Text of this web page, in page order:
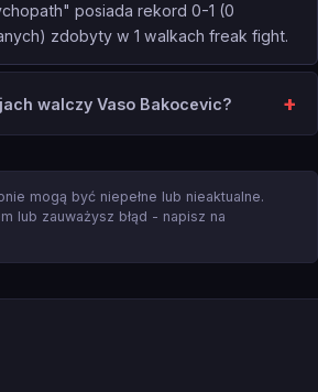
posiada rekord 0-1 (0
zdobyty w 1 walkach freak fight.
walczy Vaso Bakocevic?
mogą być niepełne lub nieaktualne.
lub zauważysz błąd - napisz na